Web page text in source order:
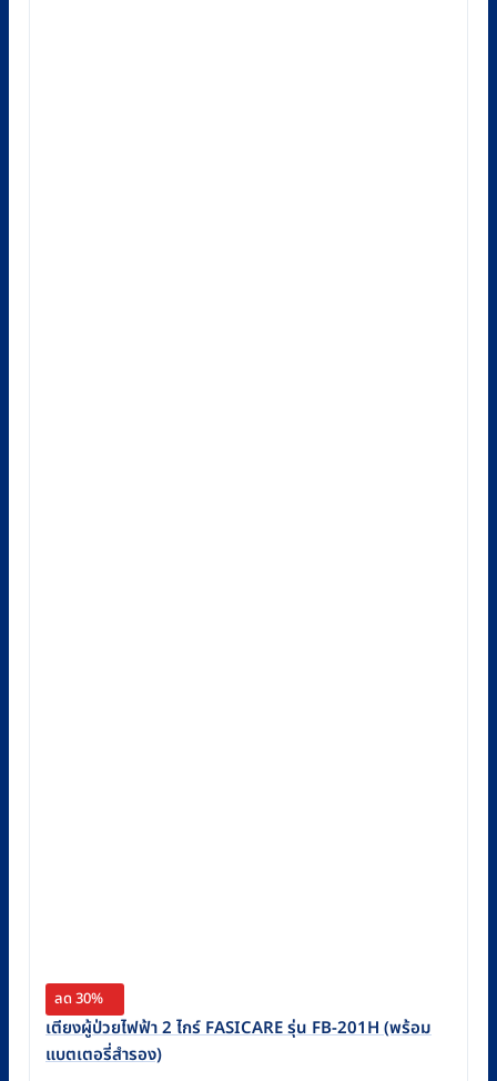
ลด 30%
เตียงผู้ป่วยไฟฟ้า 2 ไกร์ FASICARE รุ่น FB-201H (พร้อม
แบตเตอรี่สำรอง)